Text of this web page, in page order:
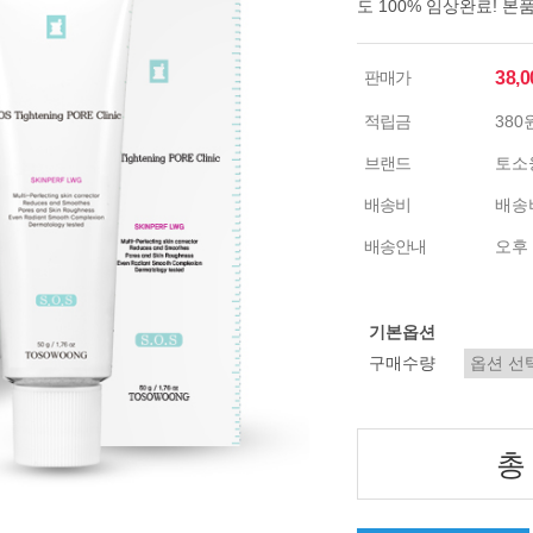
도 100% 임상완료! 본
판매가
적립금 380
브랜드 토소
배송비 배송
배송안내 오후
기본옵션
구매수량
총